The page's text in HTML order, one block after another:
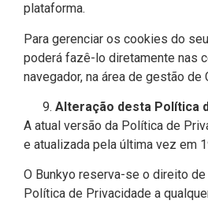
plataforma.
Para gerenciar os cookies do
poderá fazê-lo diretamente nas
navegador, na área de gestão de
Alteração desta Política
A atual versão da Política de
e atualizada pela última vez em
O Bunkyo reserva-se o direito
Política de Privacidade a